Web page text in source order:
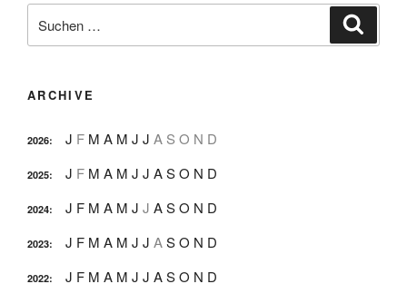
nach:
ARCHIVE
2026: J F M A M J J A S O N D
2025: J F M A M J J ASO N D
2024: J F M A M J J ASO N D
2023: J F M A M J J ASO N D
2022: J F M A M J J ASO N D